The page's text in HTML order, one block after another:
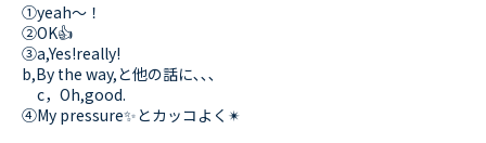
①yeah〜！
②OK👍
③a,Yes!really!
b,By the way,と他の話に､､､
c，Oh,good.
④My pressure✨とカッコよく✴︎